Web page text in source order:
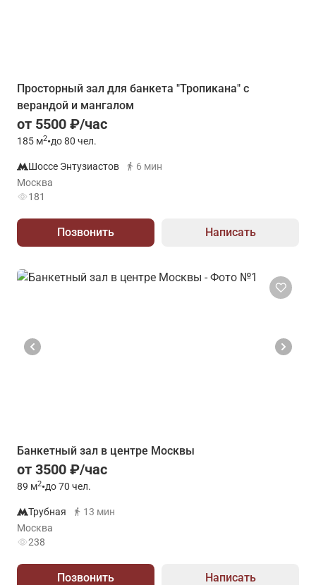
Просторный зал для банкета "Тропикана" с
верандой и мангалом
от 5500 ₽/час
185 м2•до 80 чел.
Шоссе Энтузиастов
6 мин
Москва
181
Позвонить Написать
Банкетный зал в центре Москвы
от 3500 ₽/час
89 м2•до 70 чел.
Трубная
13 мин
Москва
238
Позвонить Написать